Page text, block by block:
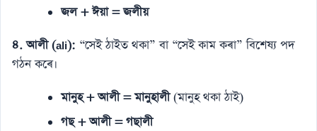
জল + ঈয়া = জলীয়
৪. আলী (ali): “সেই ঠাইত থকা” বা “সেই কাম কৰা” বিশেষ্য পদ
গঠন কৰে।
মানুহ + আলী = মানুহালী(মানুহ থকা ঠাই)
গছ + আলী = গছালী